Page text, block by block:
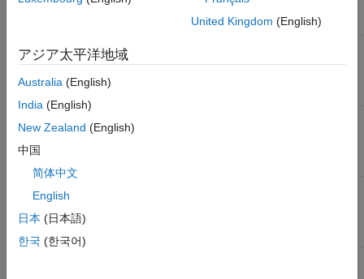
す。
初期化コード(Simulink
Coder)
に含めるカスタム コードを
インクルード ディレクトリ
(Simulink Coder)
United Kingdom (English)
アジア太平洋地域
Australia (English)
India (English)
New Zealand (English)
中国
简体中文
English
日本 (日本語)
한국 (한국어)